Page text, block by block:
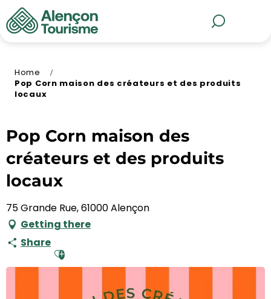
Aller
au
contenu
Home
Pop Corn maison des créateurs et des produits
locaux
Pop Corn maison des
créateurs et des produits
locaux
75 Grande Rue, 61000 Alençon
Getting there
Share Ajouter aux favoris